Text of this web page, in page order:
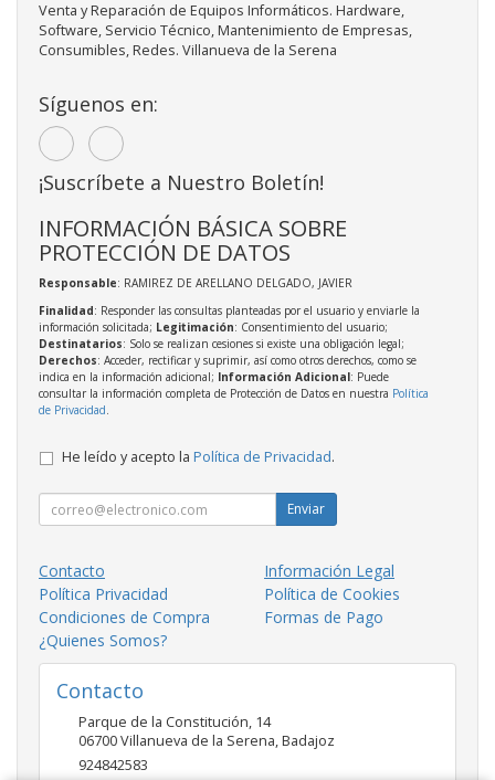
Venta y Reparación de Equipos Informáticos. Hardware,
Software, Servicio Técnico, Mantenimiento de Empresas,
Consumibles, Redes. Villanueva de la Serena
Síguenos en:
¡Suscríbete a Nuestro Boletín!
INFORMACIÓN BÁSICA SOBRE
PROTECCIÓN DE DATOS
Responsable: RAMIREZ DE ARELLANO DELGADO, JAVIER
Finalidad: Responder las consultas planteadas por el usuario y enviarle la
información solicitada; Legitimación: Consentimiento del usuario;
Destinatarios: Solo se realizan cesiones si existe una obligación legal;
Derechos: Acceder, rectificar y suprimir, así como otros derechos, como se
indica en la información adicional; Información Adicional: Puede
consultar la información completa de Protección de Datos en nuestra Política
de Privacidad.
He leído y acepto la Política de Privacidad.
Enviar
Contacto
Información Legal
Política Privacidad
Política de Cookies
Condiciones de Compra
Formas de Pago
¿Quienes Somos?
Contacto
Parque de la Constitución, 14
06700Villanueva de la Serena,Badajoz
924842583